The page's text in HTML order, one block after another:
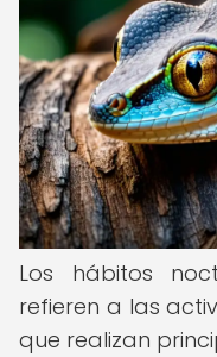
Los hábitos
refieren a las
que realizan